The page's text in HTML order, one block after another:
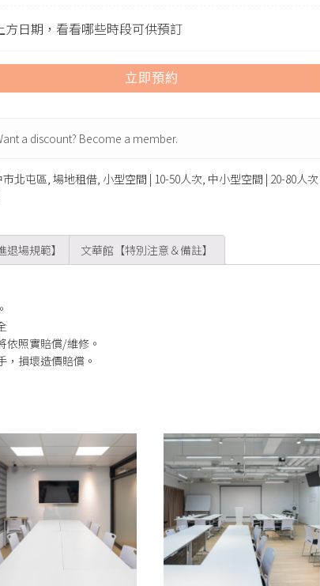
方日期，看看哪些時段可供預訂
立即預約
a discount? Become a member.
市北屯區 場地租借, 小型空間 | 10-50人次 中小型空間 | 20-80人次
退場規範】 文華館【特別注意＆備註】
依照實賠償/維修。
，損壞造價賠償。